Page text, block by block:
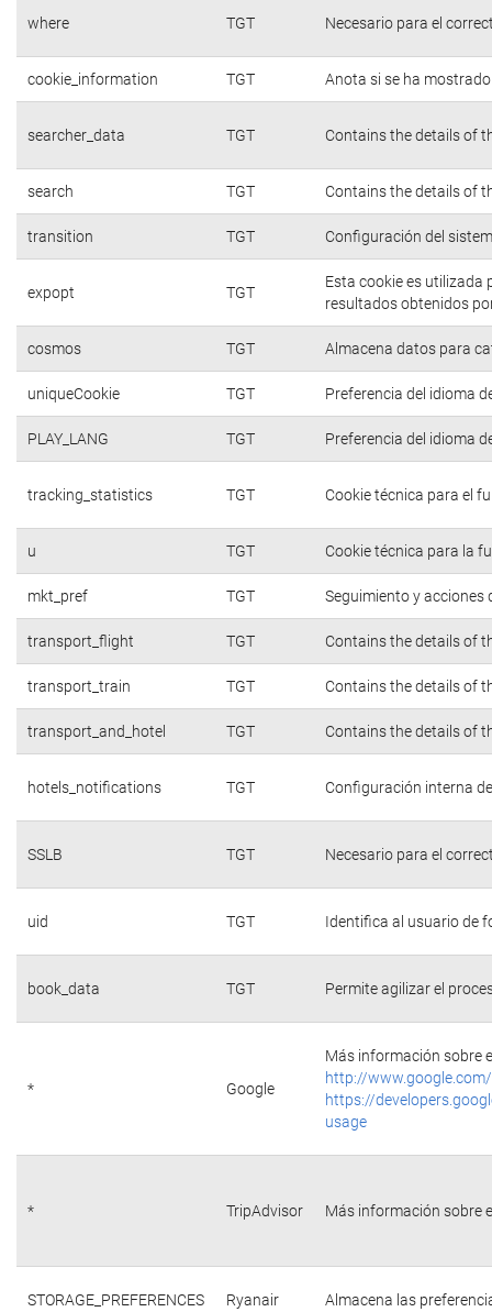
where TGT Necesario para el
cookie_information TGT Anota si se ha
searcher_data TGT Contains the details of
search TGT Contains the details of
transition TGT Configuración del
expopt TGT
Esta cookie es utilizada
resultados obtenidos
cosmos TGT Almacena datos para
uniqueCookie TGT Preferencia del idioma
PLAY_LANG TGT Preferencia del idioma
tracking_statistics TGT Cookie técnica para el
u TGT Cookie técnica para la
mkt_pref TGT Seguimiento y acciones
transport_flight TGT Contains the details of
transport_train TGT Contains the details of
transport_and_hotel TGT Contains the details of
hotels_notifications TGT Configuración interna
SSLB TGT Necesario para el
uid TGT Identifica al usuario de
book_data TGT Permite agilizar el
* Google
Más información sobre
http://
https://
usage
* TripAdvisor Más información sobre
STORAGE_PREFERENCES Ryanair Almacena las